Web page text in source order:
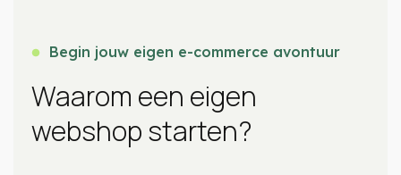
Begin jouw eigen e-commerce avontuur
Waarom een eigen
webshop starten?